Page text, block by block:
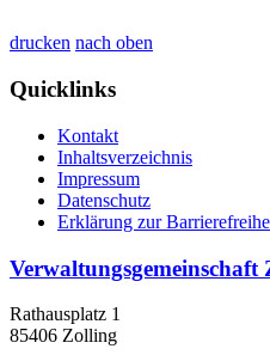
drucken nach oben
Quicklinks
Kontakt
Inhaltsverzeichnis
Impressum
Datenschutz
Erklärung zur
Verwaltungsgemeinschaft
Rathausplatz 1
85406 Zolling